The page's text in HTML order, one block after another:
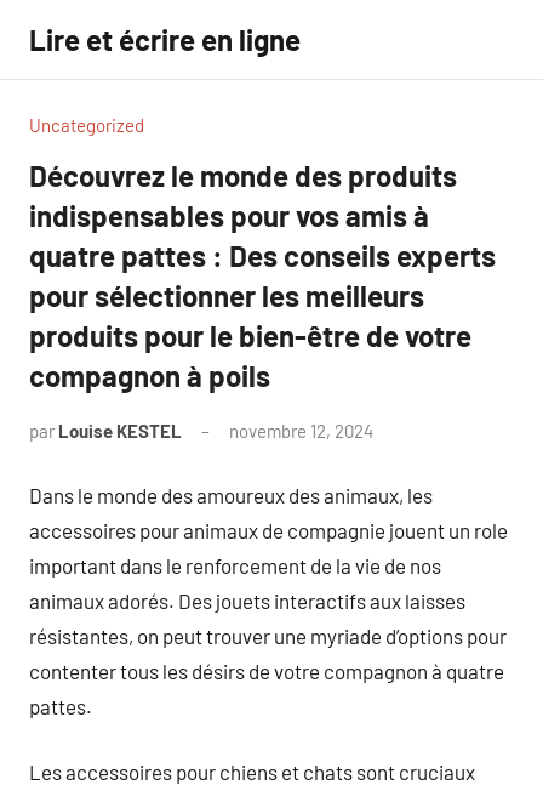
contenu
Lire et écrire en ligne
Uncategorized
Découvrez le monde des produits
indispensables pour vos amis à
quatre pattes : Des conseils experts
pour sélectionner les meilleurs
produits pour le bien-être de votre
compagnon à poils
par Louise KESTEL novembre 12, 2024
Dans le monde des amoureux des animaux, les
accessoires pour animaux de compagnie jouent un role
important dans le renforcement de la vie de nos
animaux adorés. Des jouets interactifs aux laisses
résistantes, on peut trouver une myriade d’options pour
contenter tous les désirs de votre compagnon à quatre
pattes.
Les accessoires pour chiens et chats sont cruciaux